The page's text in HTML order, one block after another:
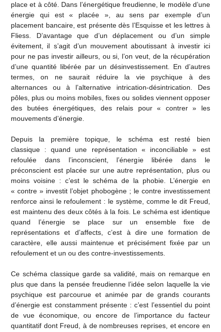
place et à côté. Dans l’énergétique freudienne, le modèle d’une
énergie qui est « placée », au sens par exemple d’un
placement bancaire, est présente dès l’Esquisse et les lettres à
Fliess. D’avantage que d’un déplacement ou d’un simple
évitement, il s’agit d’un mouvement aboutissant à investir ici
pour ne pas investir ailleurs, ou si, l’on veut, de la récupération
d’une quantité libérée par un désinvestissement. En d’autres
termes, on ne saurait réduire la vie psychique à des
alternances ou à l’alternative intrication-désintrication. Des
pôles, plus ou moins mobiles, fixes ou solides viennent opposer
des butées énergétiques, des relais pour « contrer » les
mouvements d’énergie.
Depuis la première topique, le schéma est resté bien
classique : quand une représentation « inconciliable » est
refoulée dans l’inconscient, l’énergie libérée dans le
préconscient est placée sur une autre représentation, plus ou
moins voisine : c’est le schéma de la phobie. L’énergie en
« contre » investit l’objet phobogène ; le contre investissement
renforce ainsi le refoulement : le système, comme le dit Freud,
est maintenu des deux côtés à la fois. Le schéma est identique
quand l’énergie se place sur un ensemble fixe de
représentations et d’affects, c’est à dire une formation de
caractère, elle aussi maintenue et précisément fixée par un
refoulement et un ou des contre-investissements.
Ce schéma classique garde sa validité, mais on remarque en
plus que dans la pensée freudienne l’idée selon laquelle la vie
psychique est parcourue et animée par de grands courants
d’énergie est constamment présente : c’est l’essentiel du point
de vue économique, ou encore de l’importance du facteur
quantitatif dont Freud, à de nombreuses reprises, et encore en